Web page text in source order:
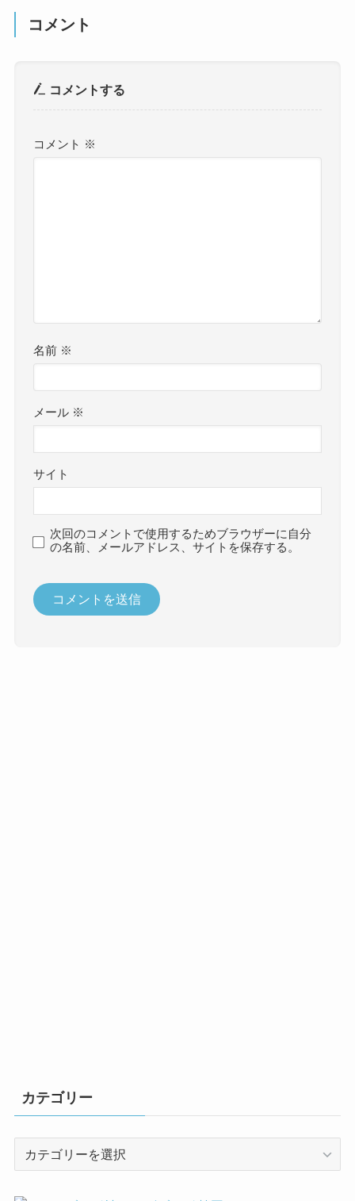
コメント
コメントする
コメント ※
名前 ※
メール ※
サイト
次回のコメントで使用するためブラウザーに自分
の名前、メールアドレス、サイトを保存する。
カテゴリー